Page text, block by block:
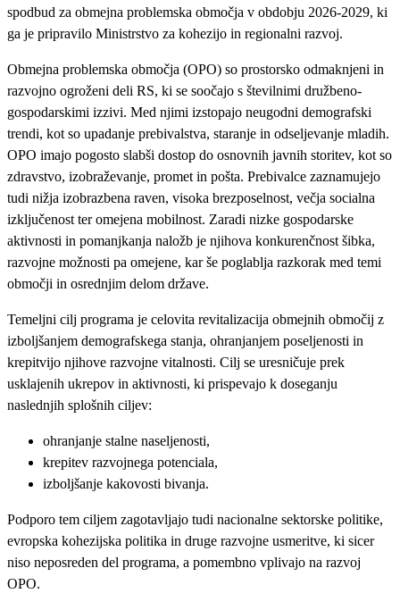
spodbud za obmejna problemska območja v obdobju 2026-2029, ki
ga je pripravilo Ministrstvo za kohezijo in regionalni razvoj.
Obmejna problemska območja (OPO) so prostorsko odmaknjeni in
razvojno ogroženi deli RS, ki se soočajo s številnimi družbeno-
gospodarskimi izzivi. Med njimi izstopajo neugodni demografski
trendi, kot so upadanje prebivalstva, staranje in odseljevanje mladih.
OPO imajo pogosto slabši dostop do osnovnih javnih storitev, kot so
zdravstvo, izobraževanje, promet in pošta. Prebivalce zaznamujejo
tudi nižja izobrazbena raven, visoka brezposelnost, večja socialna
izključenost ter omejena mobilnost. Zaradi nizke gospodarske
aktivnosti in pomanjkanja naložb je njihova konkurenčnost šibka,
razvojne možnosti pa omejene, kar še poglablja razkorak med temi
območji in osrednjim delom države.
Temeljni cilj programa je celovita revitalizacija obmejnih območij z
izboljšanjem demografskega stanja, ohranjanjem poseljenosti in
krepitvijo njihove razvojne vitalnosti. Cilj se uresničuje prek
usklajenih ukrepov in aktivnosti, ki prispevajo k doseganju
naslednjih splošnih ciljev:
ohranjanje stalne naseljenosti,
krepitev razvojnega potenciala,
izboljšanje kakovosti bivanja.
Podporo tem ciljem zagotavljajo tudi nacionalne sektorske politike,
evropska kohezijska politika in druge razvojne usmeritve, ki sicer
niso neposreden del programa, a pomembno vplivajo na razvoj
OPO.